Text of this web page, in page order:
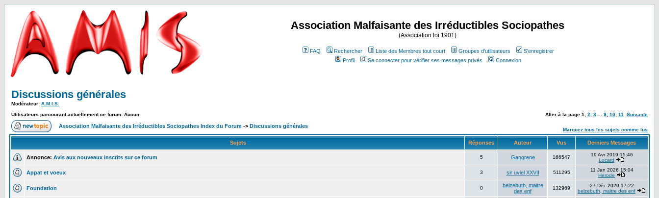
Association Malfaisante des Irréductibles Sociopathes
(Association loi 1901)
FAQ Rechercher Liste des Membres tout court Groupes d'utilisateurs
S'enregistrer
Profil
Se connecter pour vérifier ses messages privés Connexion
Discussions générales
Modérateur: A.M.I.S.
Utilisateurs parcourant actuellement ce forum: Aucun
Aller à la page 1 2 3 9 10 11 Suivante
Association Malfaisante des Irréductibles Sociopathes Index du Forum -> Discussions générales
Marquez tous les sujets comme lus
Sujets Réponses Auteur Vus Derniers Messages
Annonce: Avis aux nouveaux inscrits sur ce forum 5 Gangrene 166547
19 Avr 2019 15:46
Locard
Appat et voeux 3 sir uviel XXVII 511295
11 Jan 2026 15:04
Herode
Foundation 0
belzebuth, maitre
des enf
132969
27 Déc 2020 17:22
belzebuth, maitre des enf